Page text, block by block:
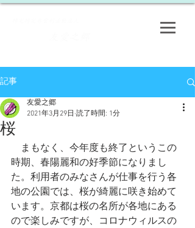
記事
桜
友愛之郷
2021年3月29日 読了時間: 1分
まもなく、今年度も終了というこの
時期、春陽麗和の好季節になりまし
た。利用者のみなさんが仕事を行う各
地の公園では、桜が綺麗に咲き始めて
います。京都は桜の名所が各地にある
ので楽しみですが、コロナウィルスの